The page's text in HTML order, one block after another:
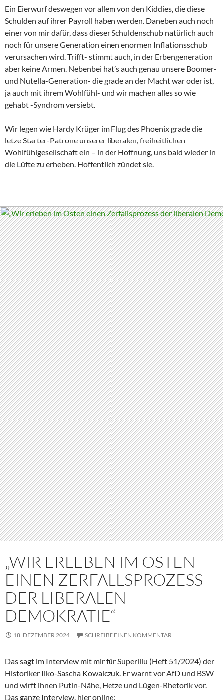
Ein Eierwurf deswegen vor allem von den Kiddies, die diese
Schulden auf ihrer Payroll haben werden. Daneben auch noch
einer von mir dafür, dass dieser Schuldenschub natürlich auch
noch für unsere Generation einen enormen Inflationsschub
verursachen wird. Trifft- stimmt auch, in der Erbengeneration
aber keine Armen. Nebenbei hat’s auch genau unsere Boomer-
und Nutella-Generation- die grade an der Macht war oder ist,
ja auch mit ihrem Wohlfühl- und wir machen alles so wie
gehabt -Syndrom versiebt.
Wir legen wie Hardy Krüger im Flug des Phoenix grade die
letze Starter-Patrone unserer liberalen, freiheitlichen
Wohlfühlgesellschaft ein – in der Hoffnung, uns bald wieder in
die Lüfte zu erheben. Hoffentlich zündet sie.
„WIR ERLEBEN IM OSTEN
EINEN ZERFALLSPROZESS
DER LIBERALEN
DEMOKRATIE“
18. DEZEMBER 2024 SCHREIBE EINEN KOMMENTAR
Das sagt im Interview mit mir für Superillu (Heft 51/2024) der
Historiker Ilko-Sascha Kowalczuk. Er warnt vor AfD und BSW
und wirft ihnen Putin-Nähe, Hetze und Lügen-Rhetorik vor.
Das ganze Interview, hier online: